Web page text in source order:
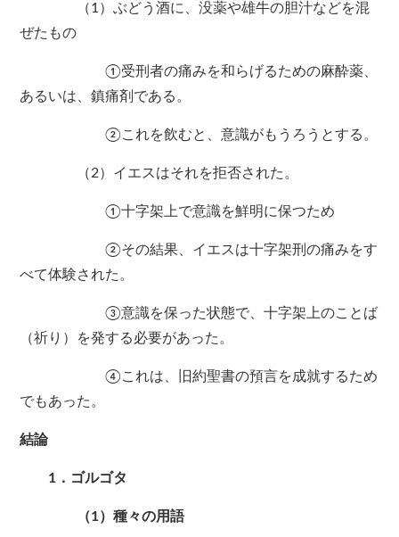
（1）ぶどう酒に、没薬や雄牛の胆汁などを混
ぜたもの
①受刑者の痛みを和らげるための麻酔薬、
あるいは、鎮痛剤である。
②これを飲むと、意識がもうろうとする。
（2）イエスはそれを拒否された。
①十字架上で意識を鮮明に保つため
②その結果、イエスは十字架刑の痛みをす
べて体験された。
③意識を保った状態で、十字架上のことば
（祈り）を発する必要があった。
④これは、旧約聖書の預言を成就するため
でもあった。
結論
1．ゴルゴタ
（1）種々の用語